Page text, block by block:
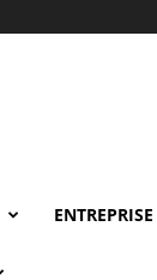
ENTREPRISE